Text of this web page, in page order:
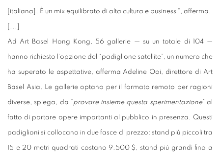
[italiana]. È un mix equilibrato di alta cultura e business ", afferma.
[...]
Ad Art Basel Hong Kong, 56 gallerie — su un totale di 104 —
hanno richiesto l’opzione del “padiglione satellite”, un numero che
ha superato le aspettative, afferma Adeline Ooi, direttore di Art
Basel Asia. Le gallerie optano per il formato remoto per ragioni
diverse, spiega, da “provare insieme questa sperimentazione” al
fatto di portare opere importanti al pubblico in presenza. Questi
padiglioni si collocano in due fasce di prezzo: stand più piccoli tra
15 e 20 metri quadrati costano 9.500 $, stand più grandi fino a